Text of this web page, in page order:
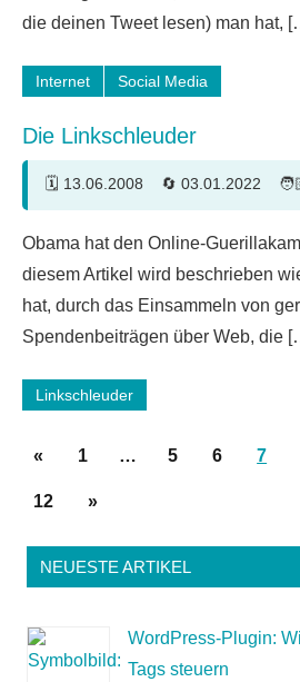
die deinen Tweet lesen) man hat,
Internet Social Media
Die Linkschleuder
13.06.2008 03.01.2022
Kommentare
Obama hat den Online-
diesem Artikel wird beschrieben
hat, durch das Einsammeln von
Spendenbeiträgen über Web, die
Linkschleuder
Seitennummerierung
Beiträge
«Vorherige
1 … 5 6 7
12
Nächste
»
NEUESTE ARTIKEL
WordPress-Plugin:
Tags steuern